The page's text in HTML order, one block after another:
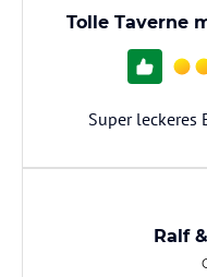
Tolle Taverne
Super leckeres
Ralf